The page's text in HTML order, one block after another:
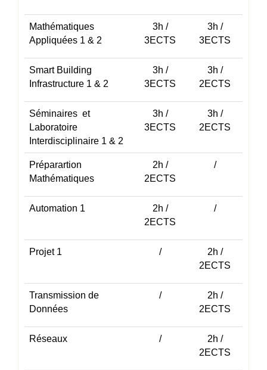
Mathématiques
Appliquées 1 & 2
3h /
3ECTS
3h /
3ECTS
Smart Building
Infrastructure 1 & 2
3h /
3ECTS
3h /
2ECTS
Séminaires et
Laboratoire
Interdisciplinaire 1 & 2
3h /
3ECTS
3h /
2ECTS
Préparartion
Mathématiques
2h /
2ECTS
/
Automation 1
2h /
2ECTS
/
Projet 1 /
2h /
2ECTS
Transmission de
Données
/
2h /
2ECTS
Réseaux /
2h /
2ECTS